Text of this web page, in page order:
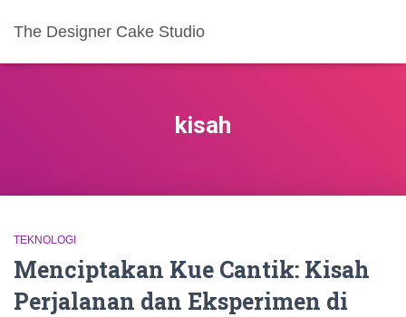
The Designer Cake Studio
kisah
TEKNOLOGI
Menciptakan Kue Cantik: Kisah
Perjalanan dan Eksperimen di